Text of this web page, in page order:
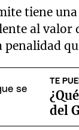
tiene
al valor
penalidad
TE
del